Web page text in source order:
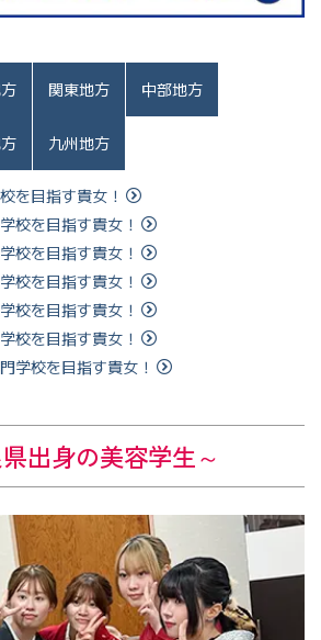
関東地方 中部地方
九州地方
を目指す貴女！
校を目指す貴女！
校を目指す貴女！
校を目指す貴女！
校を目指す貴女！
校を目指す貴女！
学校を目指す貴女！
県出身の美容学生～